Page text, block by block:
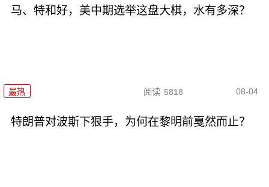
马、特和好，美中期选举这盘大棋，水有多深？
最热 阅读 5818 08-04
特朗普对波斯下狠手，为何在黎明前戛然而止？